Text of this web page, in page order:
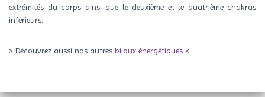
extrémités du corps ainsi que le deuxième et le quatrième chakras
inférieurs.
> Découvrez aussi nos autres bijoux énergétiques <